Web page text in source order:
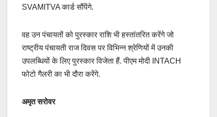
SVAMITVA कार्ड सौंपेंगे.
वह उन पंचायतों को पुरस्कार राशि भी हस्तांतरित करेंगे जो
राष्ट्रीय पंचायती राज दिवस पर विभिन्न श्रेणियों में उनकी
उपलब्धियों के लिए पुरस्कार विजेता हैं. पीएम मोदी INTACH
फोटो गैलरी का भी दौरा करेंगे.
अमृत सरोवर